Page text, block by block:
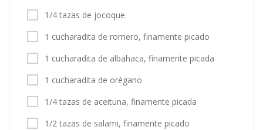
1/4 tazas de jocoque
1 cucharadita de romero, finamente picado
1 cucharadita de albahaca, finamente picada
1 cucharadita de orégano
1/4 tazas de aceituna, finamente picada
1/2 tazas de salami, finamente picado